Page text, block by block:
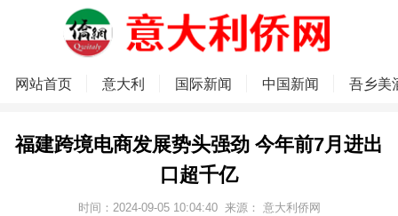
网站首页 意大利 国际新闻 中国新闻 吾乡美
福建跨境电商发展势头强劲 今年前7月进出
口超千亿
时间：2024-09-05 10:04:40 来源： 意大利侨网